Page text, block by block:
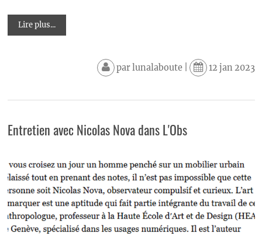
Lire plus...
parlunalaboute| 12 jan 2023
Entretien avec Nicolas Nova dans L'Obs